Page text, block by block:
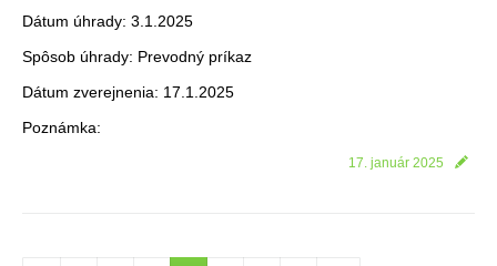
Dátum úhrady: 3.1.2025
Spôsob úhrady: Prevodný príkaz
Dátum zverejnenia: 17.1.2025
Poznámka:
17. január 2025